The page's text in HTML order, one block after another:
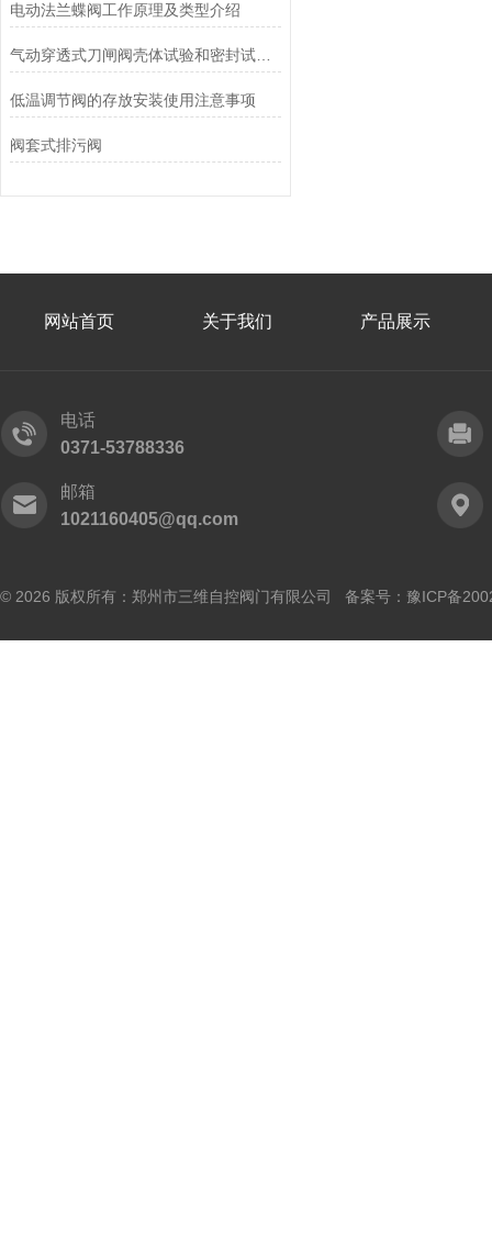
电动法兰蝶阀工作原理及类型介绍
气动穿透式刀闸阀壳体试验和密封试验分析
低温调节阀的存放安装使用注意事项
阀套式排污阀
网站首页 关于我们 产品展示
电话
0371-53788336
邮箱
1021160405@qq.com
© 2026 版权所有：郑州市三维自控阀门有限公司 备案号： 豫ICP备